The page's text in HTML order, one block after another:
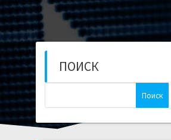
ПОИСК